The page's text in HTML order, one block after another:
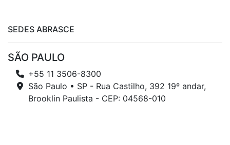
SEDES ABRASCE
SÃO PAULO
+55 11 3506-8300
São Paulo • SP - Rua Castilho, 392 19º andar,
Brooklin Paulista - CEP: 04568-010